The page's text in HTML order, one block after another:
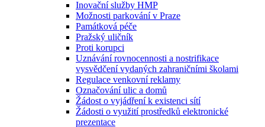
Inovační služby HMP
Možnosti parkování v Praze
Památková péče
Pražský uličník
Proti korupci
Uznávání rovnocennosti a nostrifikace
vysvědčení vydaných zahraničními školami
Regulace venkovní reklamy
Označování ulic a domů
Žádost o vyjádření k existenci sítí
Žádosti o využití prostředků elektronické
prezentace